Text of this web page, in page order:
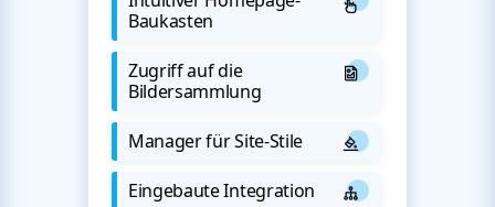
Baukasten
Zugriff auf die
Bildersammlung
Manager für Site-Stile
Eingebaute Integration